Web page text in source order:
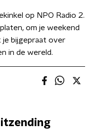
op NPO Radio 2.
om je weekend
bijgepraat over
in de wereld.